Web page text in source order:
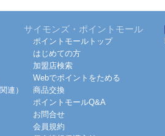
連）
サイモンズ・ポイントモール
ポイントモールトップ
はじめての方
加盟店検索
Webでポイントをためる
商品交換
ポイントモールQ&A
お問合せ
会員規約